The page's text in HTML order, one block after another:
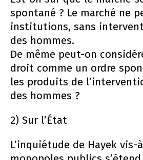
spontané ? Le marché ne
institutions, sans
des hommes.
De même peut-on
droit comme un ordre
les produits de
des hommes ?
2) Sur l’État
L’inquiétude de Hayek vis-